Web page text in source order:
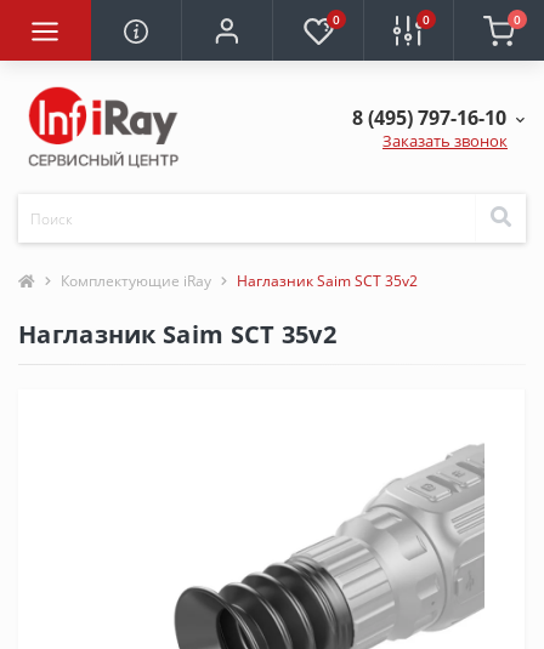
0 0 0
8 (495) 797-16-10
Заказать звонок
Комплектующие iRay Наглазник Saim SCT 35v2
Наглазник Saim SCT 35v2